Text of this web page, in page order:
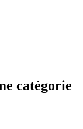
catégorie